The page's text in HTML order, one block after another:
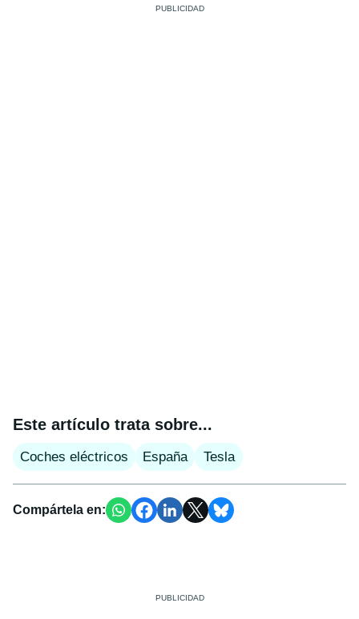
Este artículo trata sobre...
Coches eléctricos España Tesla
Compártela en: